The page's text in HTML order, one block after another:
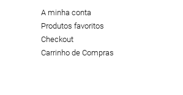
A minha conta
Produtos favoritos
Checkout
Carrinho de Compras